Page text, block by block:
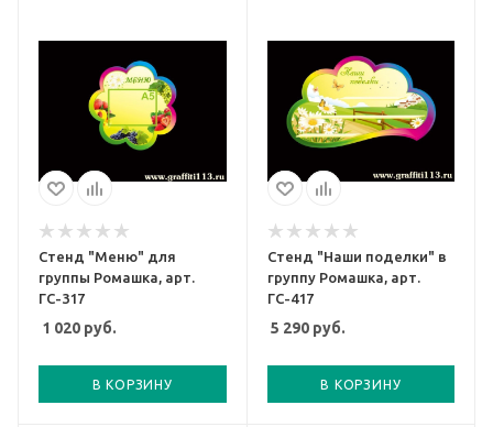
Стенд "Меню" для
группы Ромашка, арт.
ГС-317
1 020 руб.
В КОРЗИНУ
Стенд "Наши поделки" в
группу Ромашка, арт.
ГС-417
5 290руб.
В КОРЗИНУ